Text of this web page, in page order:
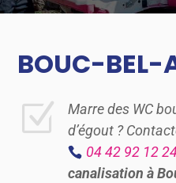
BOUC-BEL-
Z
Marre des WC
d’égout ?
04 42 92 12
canalisation à